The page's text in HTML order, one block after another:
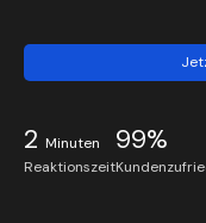
2 Minuten
Reaktionszeit
99%